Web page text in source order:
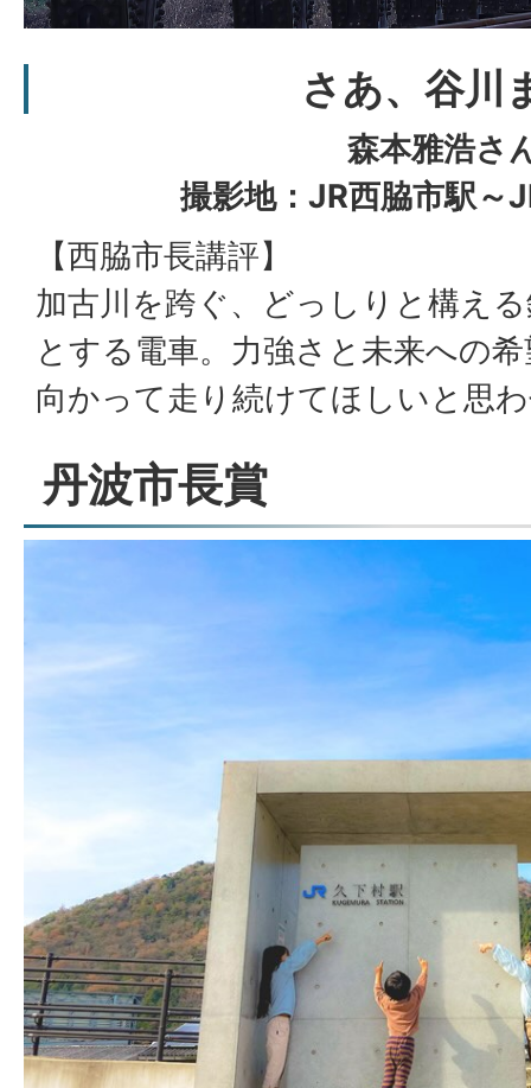
さあ、谷川
森本雅浩さ
撮影地：JR西脇市駅～
【西脇市長講評】
加古川を跨ぐ、どっしりと構え
とする電車。力強さと未来への
向かって走り続けてほしいと思
丹波市長賞